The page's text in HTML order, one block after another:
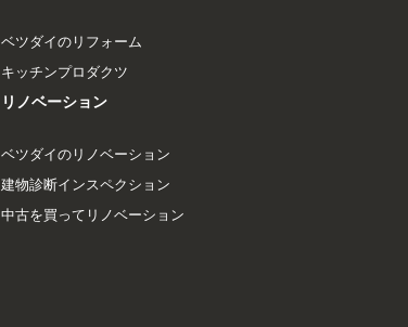
ベツダイのリフォーム
キッチンプロダクツ
リノベーション
ベツダイのリノベーション
建物診断インスペクション
中古を買ってリノベーション